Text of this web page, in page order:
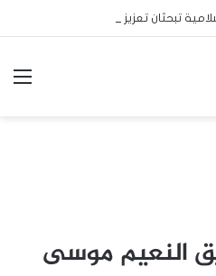
النعيم موسى